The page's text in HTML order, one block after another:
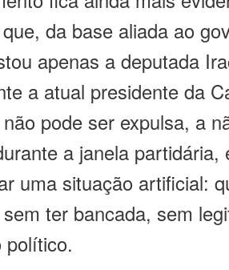
da base aliada ao
apenas a deputada
a atual presidente da
pode ser expulsa, a
a janela partidária,
uma situação artificial:
ter bancada, sem
político.